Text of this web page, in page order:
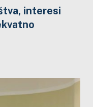
interesi